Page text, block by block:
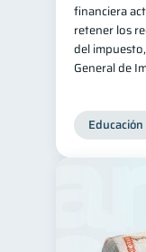
financiera
retener los
del
General de